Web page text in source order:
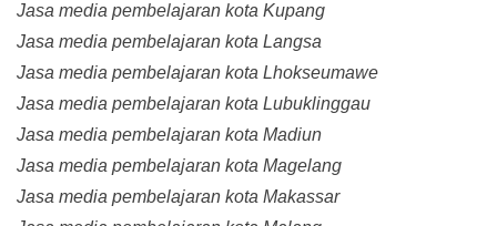
Jasa media pembelajaran kota Kupang
Jasa media pembelajaran kota Langsa
Jasa media pembelajaran kota Lhokseumawe
Jasa media pembelajaran kota Lubuklinggau
Jasa media pembelajaran kota Madiun
Jasa media pembelajaran kota Magelang
Jasa media pembelajaran kota Makassar